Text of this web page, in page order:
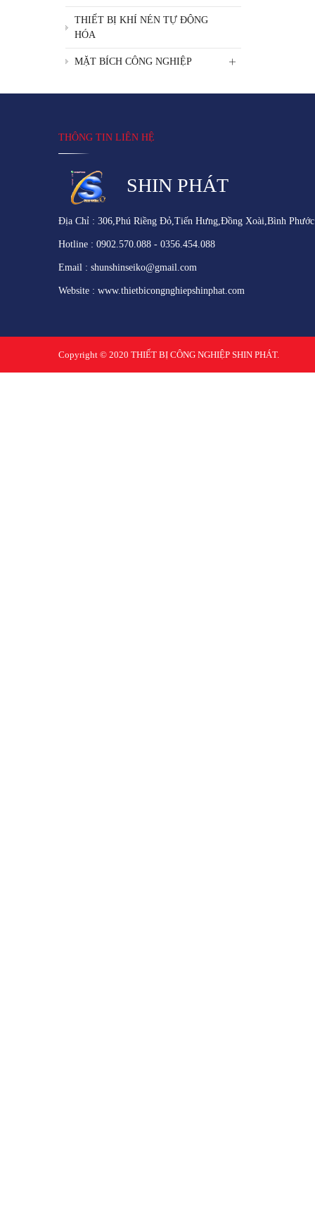
THIẾT BỊ KHÍ NÉN TỰ ĐỘNG
HÓA
MẶT BÍCH CÔNG NGHIỆP
THÔNG TIN LIÊN HỆ
SHIN PHÁT
Địa Chỉ : 306,Phú Riềng Đỏ,Tiến Hưng,Đồng Xoài,Bình Phước
Hotline : 0902.570.088 - 0356.454.088
Email : shunshinseiko@gmail.com
Website : www.thietbicongnghiepshinphat.com
Copyright © 2020 THIẾT BỊ CÔNG NGHIỆP SHIN PHÁT.